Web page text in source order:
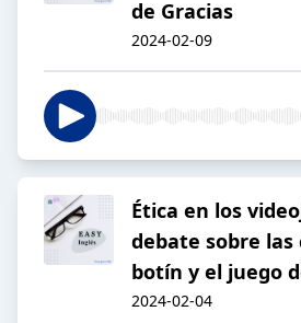
de Gracias
2024-02-09
Ética en los
debate sobre las
botín y el juego
2024-02-04